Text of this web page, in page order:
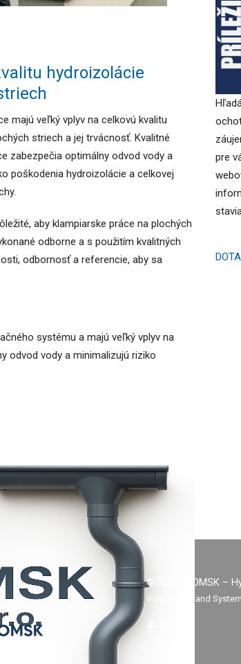
hydroizolácie
majú veľký vplyv na celkovú kvalitu
striech a jej trvácnosť. Kvalitné
zabezpečia optimálny odvod vody a
poškodenia hydroizolácie a celkovej
aby klampiarske práce na plochých
odborne a s použitím kvalitných
odbornosť a referencie, aby sa
systému a majú veľký vplyv na
odvod vody a minimalizujú riziko
pre
© 2026 IZOMSK –
WebDesign and